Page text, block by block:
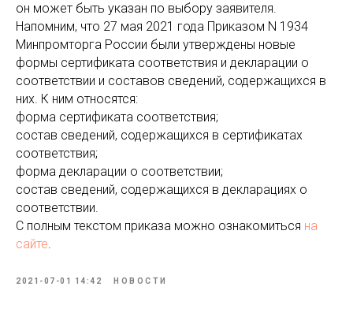
он может быть указан по выбору заявителя.
Напомним, что 27 мая 2021 года Приказом N 1934
Минпромторга России были утверждены новые
формы сертификата соответствия и декларации о
соответствии и составов сведений, содержащихся в
них. К ним относятся:
форма сертификата соответствия;
состав сведений, содержащихся в сертификатах
соответствия;
форма декларации о соответствии;
состав сведений, содержащихся в декларациях о
соответствии.
С полным текстом приказа можно ознакомиться на
сайте.
2021-07-01 14:42 НОВОСТИ